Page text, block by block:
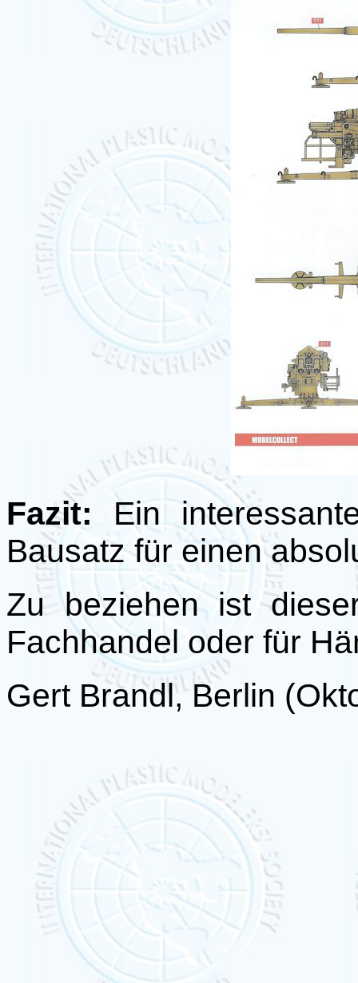
Fazit: Ein
Bausatz für einen
Zu beziehen ist
Fachhandel oder für
Gert Brandl, Berlin